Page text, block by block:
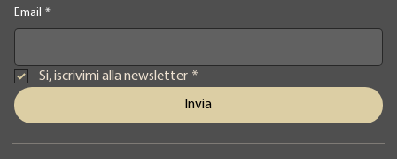
Email *
Si, iscrivimi alla newsletter *
Invia